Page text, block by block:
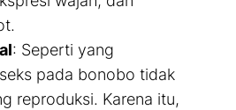
: Seperti yang
pada bonobo tidak
reproduksi. Karena itu,